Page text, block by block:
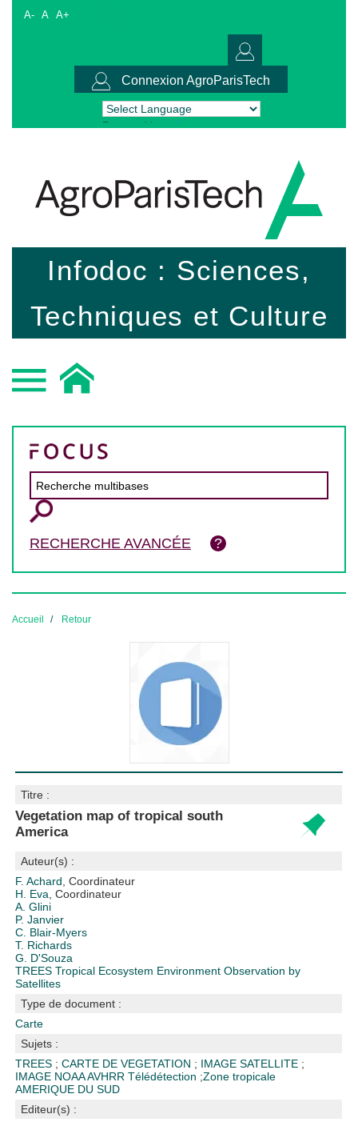
A- A A+
Connexion AgroParisTech
Powered by Translate
Infodoc : Sciences,
Techniques et Culture
RECHERCHE AVANCÉE
Accueil Retour
Titre :
Vegetation map of tropical south
America
Auteur(s) :
F. Achard , Coordinateur
H. Eva , Coordinateur
A. Glini
P. Janvier
C. Blair-Myers
T. Richards
G. D'Souza
TREES Tropical Ecosystem Environment Observation by
Satellites
Type de document :
Carte
Sujets :
TREES ;CARTE DE VEGETATION ; IMAGE SATELLITE ;
IMAGE NOAA AVHRRTélédétection ;Zone tropicale
AMERIQUE DU SUD
Editeur(s) :